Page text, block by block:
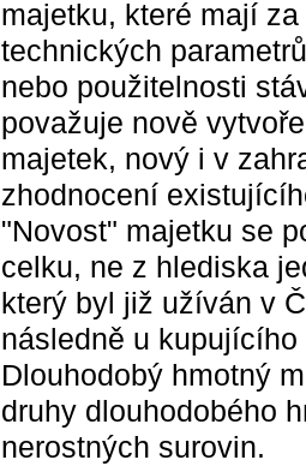
majetku, které mají
technických
nebo použitelnosti
považuje nově
majetek, nový i v
zhodnocení
"Novost" majetku se
celku, ne z hlediska
který byl již užíván v
následně u
Dlouhodobý hmotný
druhy dlouhodobého
nerostných surovin.